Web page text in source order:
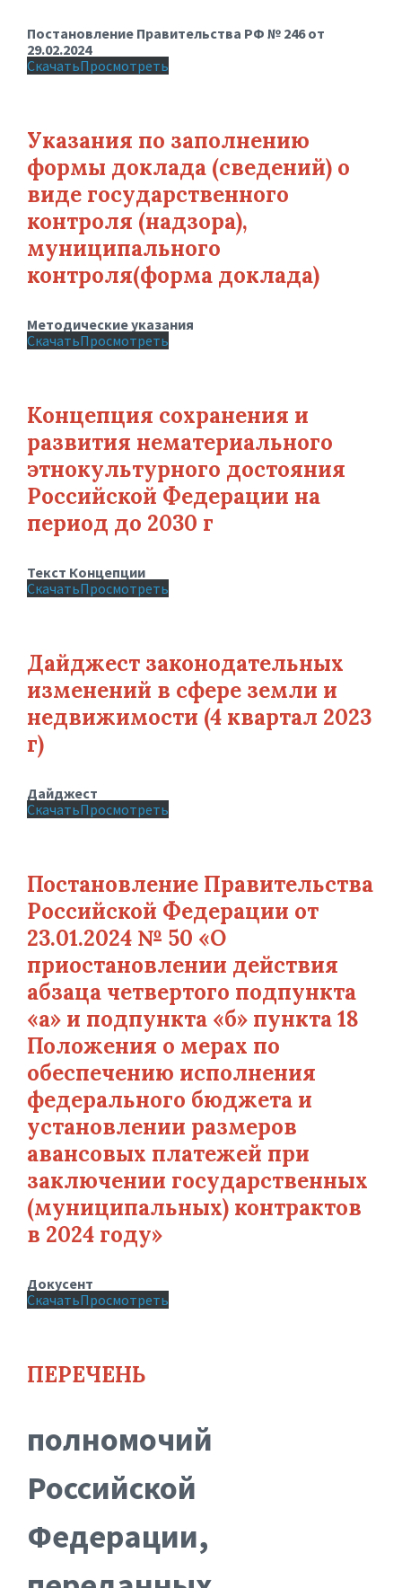
Постановление Правительства РФ № 246 от
29.02.2024
СкачатьПросмотреть
Указания по заполнению
формы доклада (сведений) о
виде государственного
контроля (надзора),
муниципального
контроля(форма доклада)
Методические указания
СкачатьПросмотреть
Концепция сохранения и
развития нематериального
этнокультурного достояния
Российской Федерации на
период до 2030 г
Текст Концепции
СкачатьПросмотреть
Дайджест законодательных
изменений в сфере земли и
недвижимости (4 квартал 2023
г)
Дайджест
СкачатьПросмотреть
Постановление Правительства
Российской Федерации от
23.01.2024 № 50 «О
приостановлении действия
абзаца четвертого подпункта
«а» и подпункта «б» пункта 18
Положения о мерах по
обеспечению исполнения
федерального бюджета и
установлении размеров
авансовых платежей при
заключении государственных
(муниципальных) контрактов
в 2024 году»
Докусент
СкачатьПросмотреть
ПЕРЕЧЕНЬ
полномочий
Российской
Федерации,